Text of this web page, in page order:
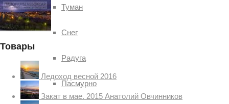
Туман
Снег
Радуга
Пасмурно
Товары
Ледоход весной 2016
Закат в мае. 2015 Анатолий Овчинников